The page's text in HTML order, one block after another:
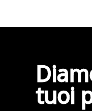
tuoi